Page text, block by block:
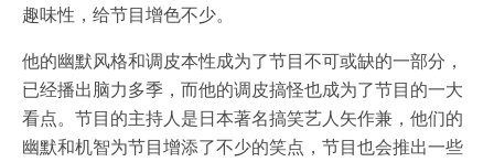
趣味性，给节目增色不少。
他的幽默风格和调皮本性成为了节目不可或缺的一部分，
已经播出脑力多季，而他的调皮搞怪也成为了节目的一大
看点。节目的主持人是日本著名搞笑艺人矢作兼，他们的
幽默和机智为节目增添了不少的笑点，节目也会推出一些